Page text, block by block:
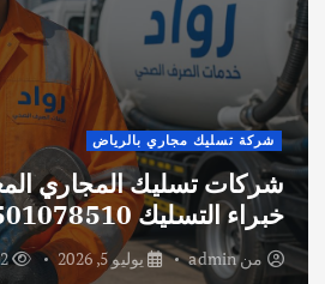
شركة تسليك مجاري بالرياض
شركات تسليك المجاري
خبراء التسليك 0501078510
منadmin يوليو 5, 2026 132 views